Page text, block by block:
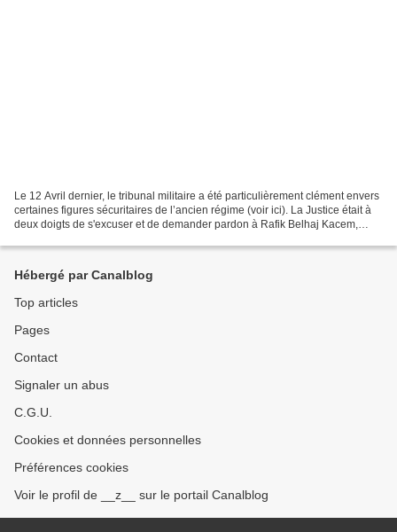
Le 12 Avril dernier, le tribunal militaire a été particulièrement clément envers
certaines figures sécuritaires de l’ancien régime (voir ici). La Justice était à
deux doigts de s'excuser et de demander pardon à Rafik Belhaj Kacem,
Hébergé par Canalblog
Top articles
Pages
Contact
Signaler un abus
C.G.U.
Cookies et données personnelles
Préférences cookies
Voir le profil de __z__ sur le portail Canalblog